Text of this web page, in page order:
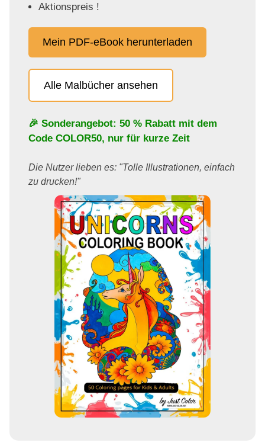
Aktionspreis !
Mein PDF-eBook herunterladen
Alle Malbücher ansehen
🎉 Sonderangebot: 50 % Rabatt mit dem
Code COLOR50, nur für kurze Zeit
Die Nutzer lieben es: "Tolle Illustrationen, einfach
zu drucken!"